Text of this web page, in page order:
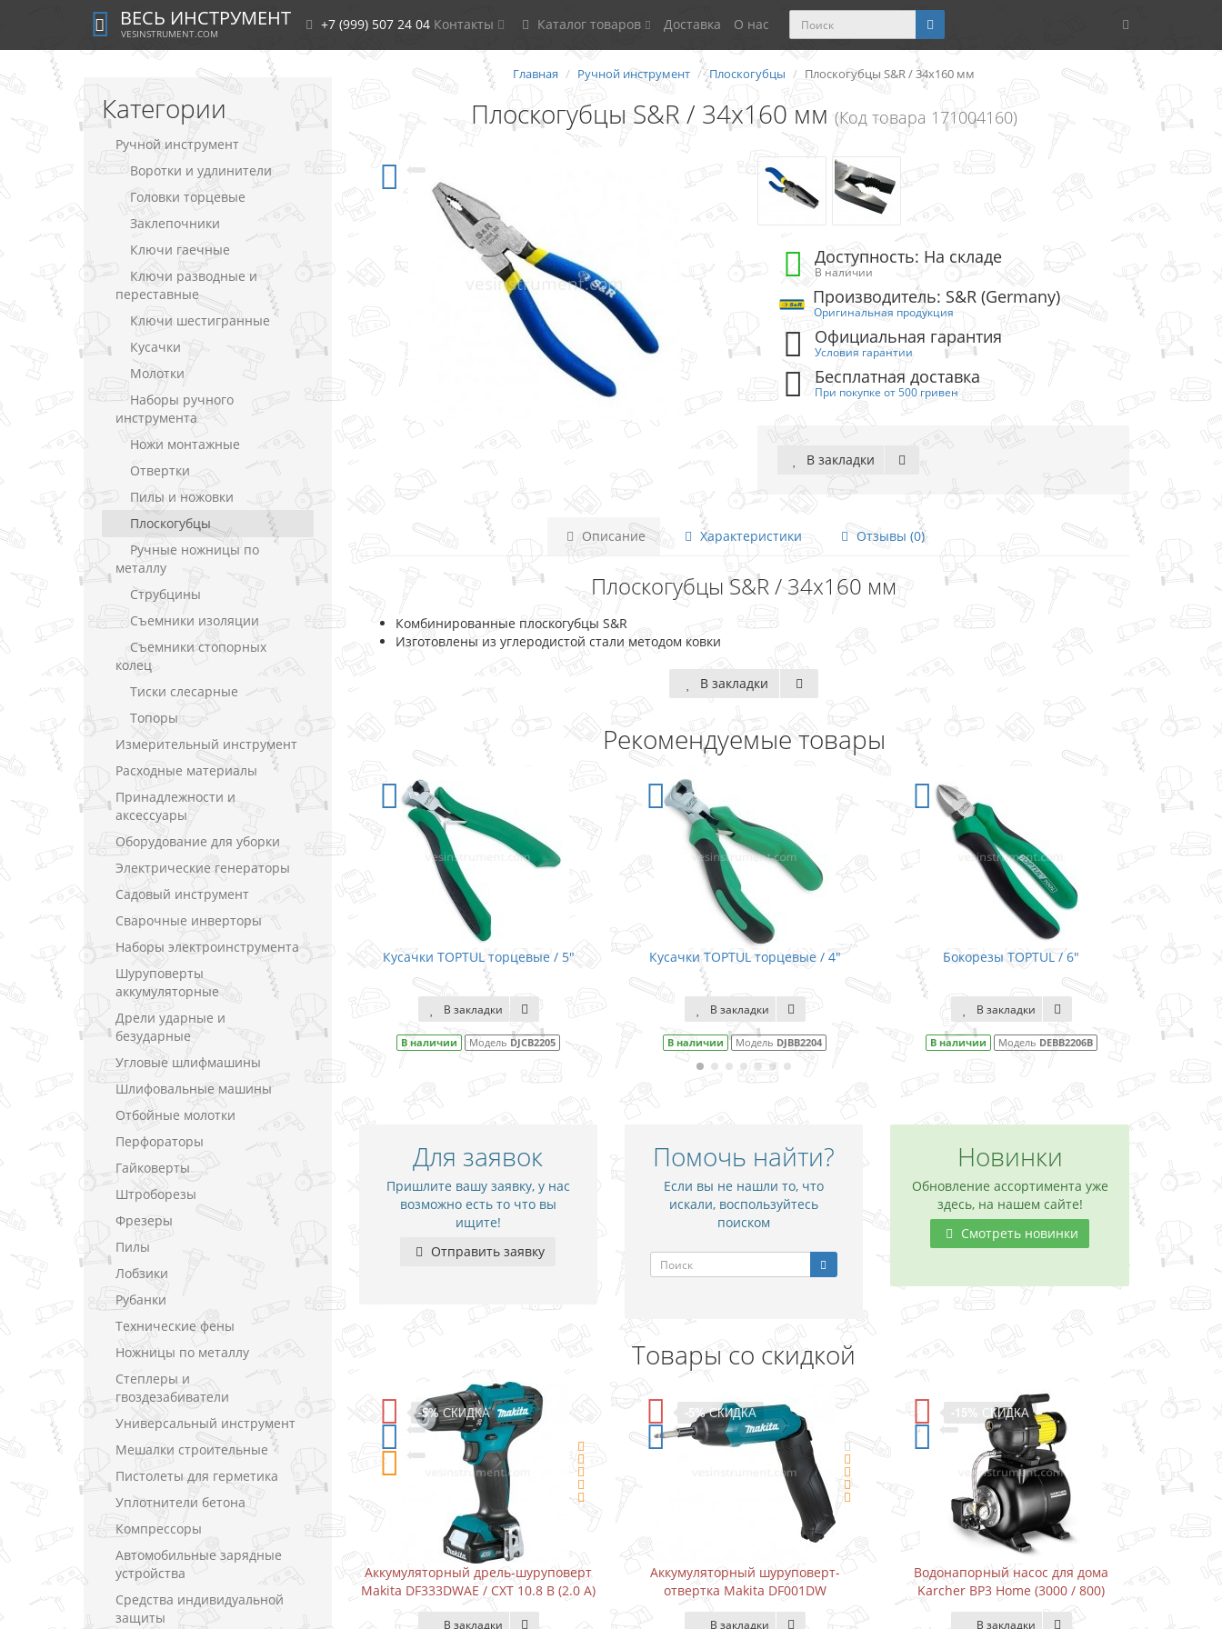
ВЕСЬ ИНСТРУМЕНТ
VESINSTRUMENT.COM
+7 (999) 507 24 04 Контакты Каталог товаров Доставка О нас
Категории
Ручной инструмент
Воротки и удлинители
Головки торцевые
Заклепочники
Ключи гаечные
Ключи разводные и
переставные
Ключи шестигранные
Кусачки
Молотки
Наборы ручного
инструмента
Ножи монтажные
Отвертки
Пилы и ножовки
Плоскогубцы
Ручные ножницы по
металлу
Струбцины
Съемники изоляции
Съемники стопорных
колец
Тиски слесарные
Топоры
Измерительный инструмент
Расходные материалы
Принадлежности и
аксессуары
Оборудование для уборки
Электрические генераторы
Садовый инструмент
Сварочные инверторы
Наборы электроинструмента
Шуруповерты
аккумуляторные
Дрели ударные и
безударные
Угловые шлифмашины
Шлифовальные машины
Отбойные молотки
Перфораторы
Гайковерты
Штроборезы
Фрезеры
Пилы
Лобзики
Рубанки
Технические фены
Ножницы по металлу
Степлеры и
гвоздезабиватели
Универсальный инструмент
Мешалки строительные
Пистолеты для герметика
Уплотнители бетона
Компрессоры
Автомобильные зарядные
устройства
Средства индивидуальной
защиты
Главная Ручной инструмент Плоскогубцы Плоскогубцы S&R / 34х160 мм
Плоскогубцы S&R / 34х160 мм (Код товара 171004160)
Доступность: На складе
В наличии
Производитель: S&R (Germany)
Оригинальная продукция
Официальная гарантия
Условия гарантии
Бесплатная доставка
При покупке от 500 гривен
В закладки
Описание Характеристики Отзывы (0)
Плоскогубцы S&R / 34х160 мм
Комбинированные плоскогубцы S&R
Изготовлены из углеродистой стали методом ковки
В закладки
Рекомендуемые товары
Бокорезы TOPTUL диэлектрические /
6" 1000 В
В наличии DGBC2106
Кусачки TOPTUL торцевые / 5"
В закладки
В наличии Модель DJCB2205
Кусачки TOPTUL торцевые / 4"
В закладки
В наличии Модель DJBB2204
Бокорезы TOPTUL / 6"
В закладки
В наличии Модель DEBB2206B В
Для заявок
Пришлите вашу заявку, у нас
возможно есть то что вы
ищите!
Отправить заявку
Помочь найти?
Если вы не нашли то, что
искали, воспользуйтесь
поиском
Новинки
Обновление ассортимента уже
здесь, на нашем сайте!
Смотреть новинки
Товары со скидкой
-5% СКИДКА
Аккумуляторный дрель-шуруповерт
Makita DF333DWYE / CXT 10.8 В (1.5 А)
В закладки
-5%СКИДКА
Аккумуляторный дрель-шуруповерт
Makita DF333DWAE / CXT 10.8 В (2.0 А)
В закладки
-5%СКИДКА
Аккумуляторный шуруповерт-
отвертка Makita DF001DW
В закладки
СКИДКА
Водонапорный насос для дома
Karcher BP3 Home (3000 / 800)
В закладки